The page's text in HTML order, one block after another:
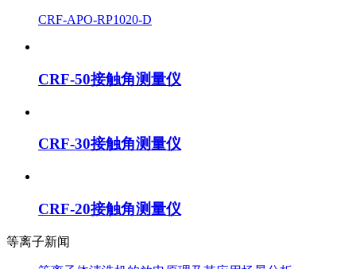
CRF-APO-RP1020-D
CRF-50接触角测量仪
CRF-30接触角测量仪
CRF-20接触角测量仪
等离子新闻